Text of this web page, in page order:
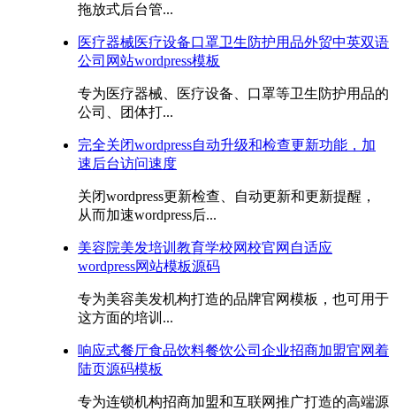
拖放式后台管...
医疗器械医疗设备口罩卫生防护用品外贸中英双语
公司网站wordpress模板
专为医疗器械、医疗设备、口罩等卫生防护用品的
公司、团体打...
完全关闭wordpress自动升级和检查更新功能，加
速后台访问速度
关闭wordpress更新检查、自动更新和更新提醒，
从而加速wordpress后...
美容院美发培训教育学校网校官网自适应
wordpress网站模板源码
专为美容美发机构打造的品牌官网模板，也可用于
这方面的培训...
响应式餐厅食品饮料餐饮公司企业招商加盟官网着
陆页源码模板
专为连锁机构招商加盟和互联网推广打造的高端源